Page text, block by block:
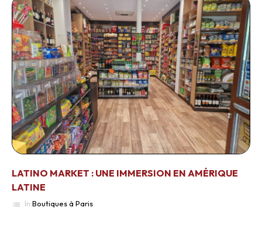
LATINO MARKET : UNE IMMERSION EN AMÉRIQUE
LATINE
list In:Boutiques à Paris